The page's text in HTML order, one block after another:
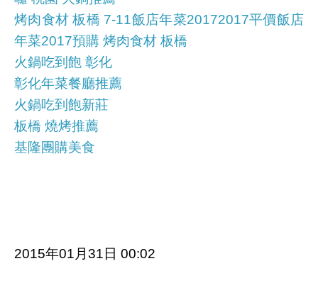
烤肉食材 板橋 7-11飯店年菜20172017平價飯店
年菜2017預購 烤肉食材 板橋
火鍋吃到飽 彰化
彰化年菜餐廳推薦
火鍋吃到飽新莊
板橋 燒烤推薦
基隆團購美食
2015年01月31日 00:02